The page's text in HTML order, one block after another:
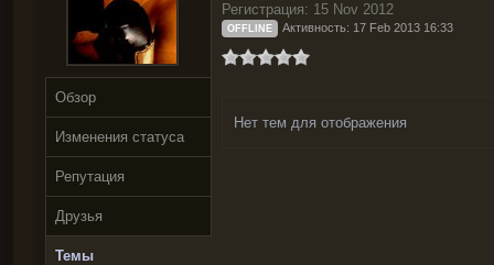
Обзор
Изменения статуса
Репутация
Друзья
Темы
Регистрация: 15 Nov 2012
OFFLINE Активность: 17 Feb 2013 16:33
Нет тем для отображения